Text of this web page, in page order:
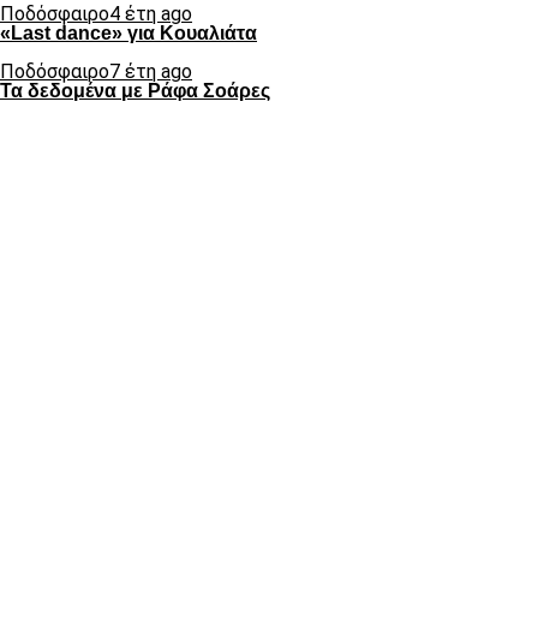
Ποδόσφαιρο4 έτη ago
«Last dance» για Κουαλιάτα
Ποδόσφαιρο7 έτη ago
Τα δεδομένα με Ράφα Σοάρες